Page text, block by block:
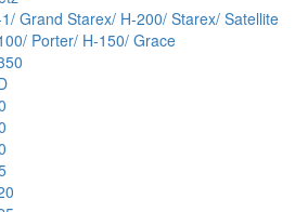
Grand Starex/ H-200/ Starex/ Satellite
Porter/ H-150/ Grace